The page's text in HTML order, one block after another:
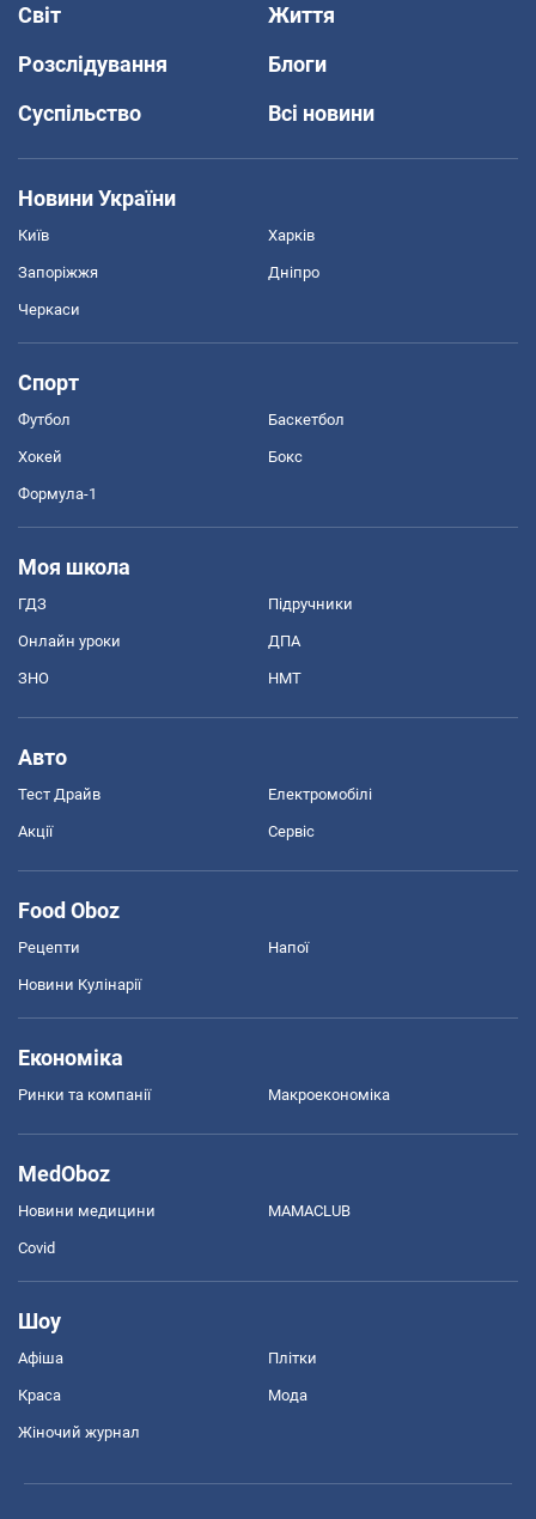
Світ
Життя
Розслідування
Блоги
Суспільство
Всі новини
Новини України
Київ Харків
Запоріжжя Дніпро
Черкаси
Спорт
Футбол Баскетбол
Хокей Бокс
Формула-1
Моя школа
ГДЗ Підручники
Онлайн уроки ДПА
ЗНО НМТ
Авто
Тест Драйв Електромобілі
Акції Сервіс
Food Oboz
Рецепти Напої
Новини Кулінарії
Економіка
Ринки та компанії Макроекономіка
MedOboz
Новини медицини MAMACLUB
Covid
Шоу
Афіша Плітки
Краса Мода
Жіночий журнал